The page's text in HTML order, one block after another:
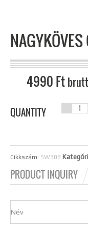
4990Ft
QUANTITY
Cikkszám: SW308
PRODUCT INQUIRY